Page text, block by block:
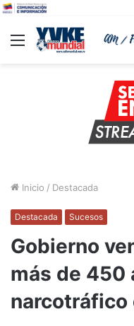
Menu
Inicio / Destacada
Destacada Sucesos
Gobierno
más de 450
narcotráfico